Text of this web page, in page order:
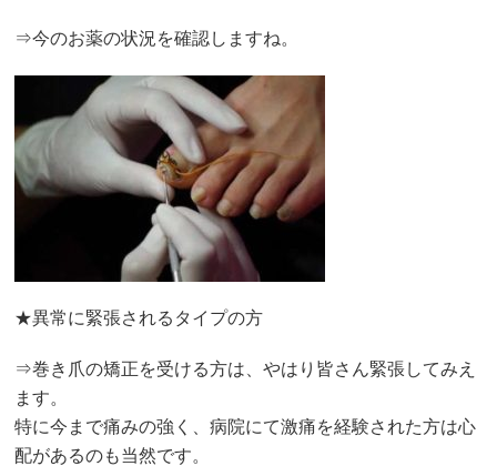
⇒今のお薬の状況を確認しますね。
★異常に緊張されるタイプの方
⇒巻き爪の矯正を受ける方は、やはり皆さん緊張してみえ
ます。
特に今まで痛みの強く、病院にて激痛を経験された方は心
配があるのも当然です。